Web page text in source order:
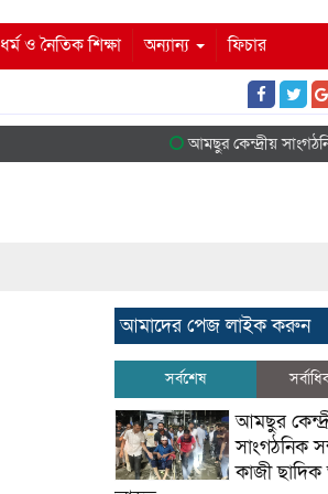
ধর্ম ও নৈতিক শিক্ষা অন্যান্য ফিচার
আমছুর কেন্দ্রীয়
আমাদের পেজ লাইক করুন
সর্বশেষ
আমছুর
সাংগঠনিক
কাজী